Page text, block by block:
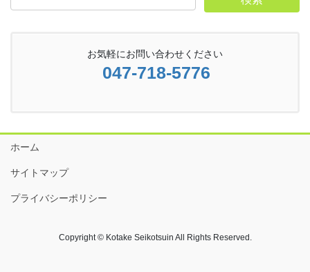
お気軽にお問い合わせください
047-718-5776
ホーム
サイトマップ
プライバシーポリシー
Copyright © Kotake Seikotsuin All Rights Reserved.